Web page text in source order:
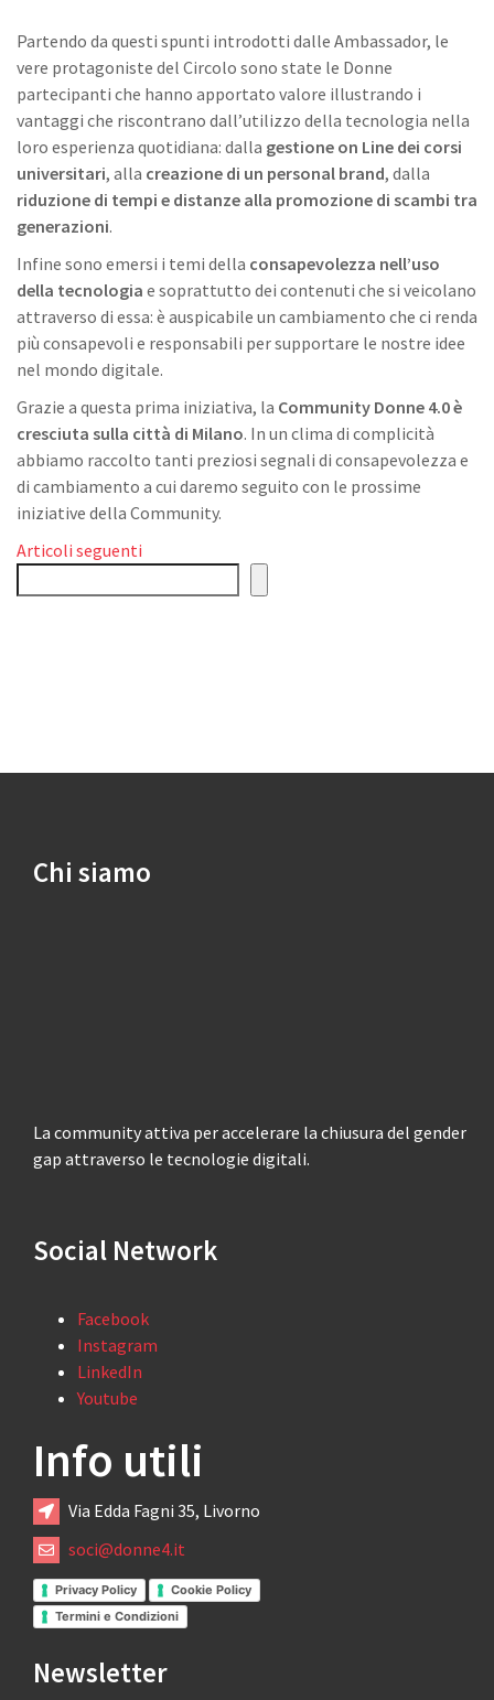
Partendo da questi spunti introdotti dalle Ambassador, le
vere protagoniste del Circolo sono state le Donne
partecipanti che hanno apportato valore illustrando i
vantaggi che riscontrano dall’utilizzo della tecnologia nella
loro esperienza quotidiana: dalla gestione on Line dei corsi
universitari, alla creazione di un personal brand, dalla
riduzione di tempi e distanze alla promozione di scambi tra
generazioni.
Infine sono emersi i temi della consapevolezza nell’uso
della tecnologia e soprattutto dei contenuti che si veicolano
attraverso di essa: è auspicabile un cambiamento che ci renda
più consapevoli e responsabili per supportare le nostre idee
nel mondo digitale.
Grazie a questa prima iniziativa, la Community Donne 4.0 è
cresciuta sulla città di Milano. In un clima di complicità
abbiamo raccolto tanti preziosi segnali di consapevolezza e
di cambiamento a cui daremo seguito con le prossime
iniziative della Community.
Navigazione
articoli
Articoli seguenti
Chi siamo
La community attiva per accelerare la chiusura del gender
gap attraverso le tecnologie digitali.
Social Network
Facebook
Instagram
LinkedIn
Youtube
Info utili
Via Edda Fagni 35, Livorno
soci@donne4.it
Privacy Policy
Cookie Policy
Termini e Condizioni
Newsletter